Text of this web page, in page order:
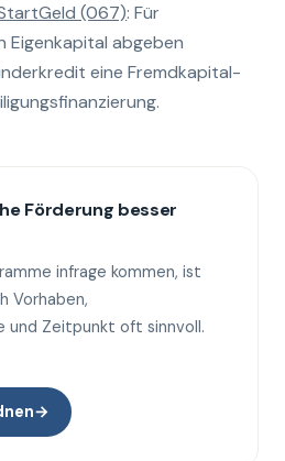
(067): Für
Eigenkapital abgeben
eine Fremdkapital-
Förderung besser
infrage kommen, ist
Vorhaben,
und Zeitpunkt oft sinnvoll.
→